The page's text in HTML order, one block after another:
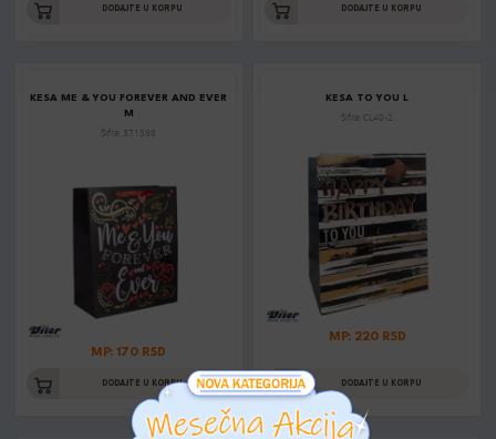
DODAJTE U KORPU DODAJTE U KORPU
KESA ME & YOU FOREVER AND EVER
M
Šifra: 371598
MP: 170 RSD
DODAJTE U KORPU
KESA TO YOU L
Šifra: CL40-2
MP: 220 RSD
DODAJTE U KORPU